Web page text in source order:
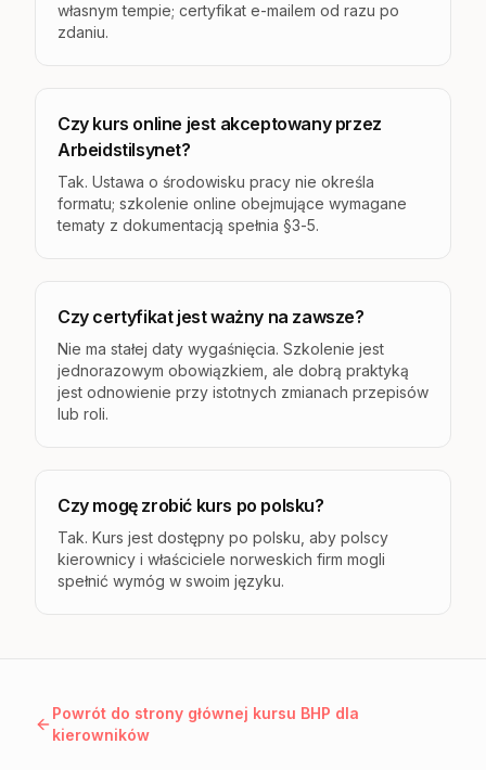
własnym tempie; certyfikat e-mailem od razu po
zdaniu.
Czy kurs online jest akceptowany przez
Arbeidstilsynet?
Tak. Ustawa o środowisku pracy nie określa
formatu; szkolenie online obejmujące wymagane
tematy z dokumentacją spełnia §3-5.
Czy certyfikat jest ważny na zawsze?
Nie ma stałej daty wygaśnięcia. Szkolenie jest
jednorazowym obowiązkiem, ale dobrą praktyką
jest odnowienie przy istotnych zmianach przepisów
lub roli.
Czy mogę zrobić kurs po polsku?
Tak. Kurs jest dostępny po polsku, aby polscy
kierownicy i właściciele norweskich firm mogli
spełnić wymóg w swoim języku.
Powrót do strony głównej kursu BHP dla
kierowników